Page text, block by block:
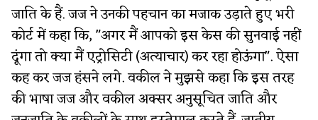
जाति के हैं. जज ने उनकी पहचान का मजाक उड़ाते हुए भरी
कोर्ट में कहा कि, "अगर मैं आपको इस केस की सुनवाई नहीं
दूंगा तो क्या मैं एट्रोसिटी (अत्याचार) कर रहा होऊंगा". ऐसा
कह कर जज हंसने लगे. वकील ने मुझसे कहा कि इस तरह
की भाषा जज और वकील अक्सर अनुसूचित जाति और